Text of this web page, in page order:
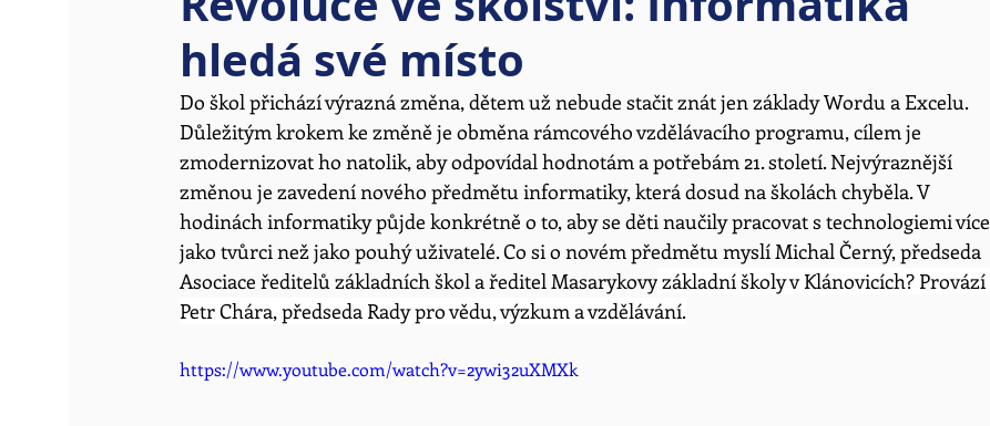
hledá své místo
Do škol přichází výrazná změna, dětem už nebude stačit znát jen základy Wordu a Excelu.
Důležitým krokem ke změně je obměna rámcového vzdělávacího programu, cílem je
zmodernizovat ho natolik, aby odpovídal hodnotám a potřebám 21. století. Nejvýraznější
změnou je zavedení nového předmětu informatiky, která dosud na školách chyběla. V
hodinách informatiky půjde konkrétně o to, aby se děti naučily pracovat s technologiemi více
jako tvůrci než jako pouhý uživatelé. Co si o novém předmětu myslí Michal Černý, předseda
Asociace ředitelů základních škol a ředitel Masarykovy základní školy v Klánovicích? Provází
Petr Chára, předseda Rady pro vědu, výzkum a vzdělávání.
https://www.youtube.com/watch?v=2ywi32uXMXk